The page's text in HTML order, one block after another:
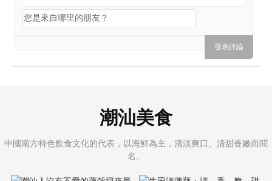
潮汕美食
中國南方特色飲食文化的代表，以海鮮為主，清淡爽口、清甜香嫩而聞
名。